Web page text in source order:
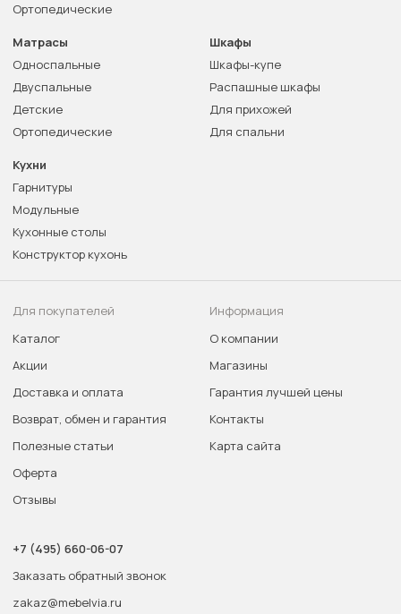
Ортопедические
Матрасы
Односпальные
Двуспальные
Детские
Ортопедические
Шкафы
Шкафы-купе
Распашные шкафы
Для прихожей
Для спальни
Кухни
Гарнитуры
Модульные
Кухонные столы
Конструктор кухонь
Для покупателей
Каталог
Акции
Доставка и оплата
Возврат, обмен и гарантия
Полезные статьи
Оферта
Отзывы
Информация
О компании
Магазины
Гарантия лучшей цены
Контакты
Карта сайта
+7 (495) 660-06-07
Заказать обратный звонок
zakaz@mebelvia.ru